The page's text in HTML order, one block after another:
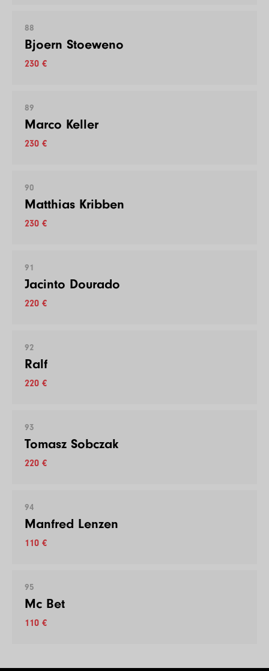
88
Bjoern Stoeweno
230 €
89
Marco Keller
230 €
90
Matthias Kribben
230 €
91
Jacinto Dourado
220 €
92
Ralf
220 €
93
Tomasz Sobczak
220 €
94
Manfred Lenzen
110 €
95
Mc Bet
110 €